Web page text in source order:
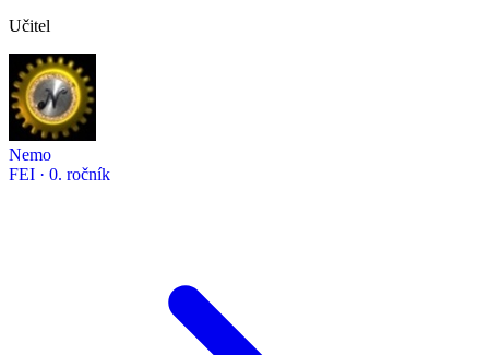
Učitel
Nemo
FEI · 0. ročník